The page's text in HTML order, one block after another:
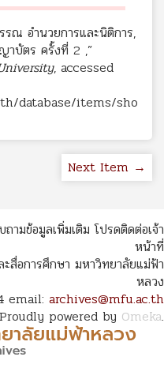
รณ อำนวยการและนิติการ,
าบัตร ครั้งที่ 2 ,”
, accessed
database/items/sho
Next Item →
ามข้อมูลเพิ่มเติม โปรดติดต่อเจ้า
หน้าที่
สื่อการศึกษา มหาวิทยาลัยแม่ฟ้า
หลวง
email: archives@mfu.ac.th
Proudly powered by Omeka.